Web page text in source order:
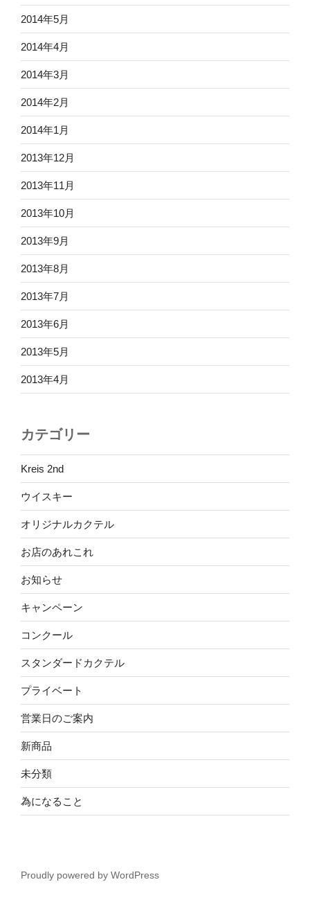
2014年5月
2014年4月
2014年3月
2014年2月
2014年1月
2013年12月
2013年11月
2013年10月
2013年9月
2013年8月
2013年7月
2013年6月
2013年5月
2013年4月
カテゴリー
Kreis 2nd
ウイスキー
オリジナルカクテル
お店のあれこれ
お知らせ
キャンペーン
コンクール
スタンダードカクテル
プライベート
営業日のご案内
新商品
未分類
為になること
Proudly powered by WordPress